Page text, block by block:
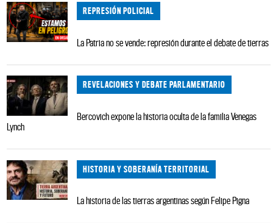
REPRESIÓN POLICIAL
La Patria no se vende: represión durante el debate de tierras
REVELACIONES Y DEBATE PARLAMENTARIO
Bercovich expone la historia oculta de la familia Venegas
Lynch
HISTORIA Y SOBERANÍA TERRITORIAL
La historia de las tierras argentinas según Felipe Pigna